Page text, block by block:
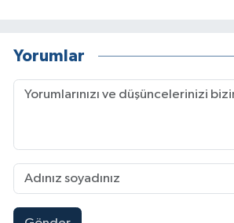
Yorumlar